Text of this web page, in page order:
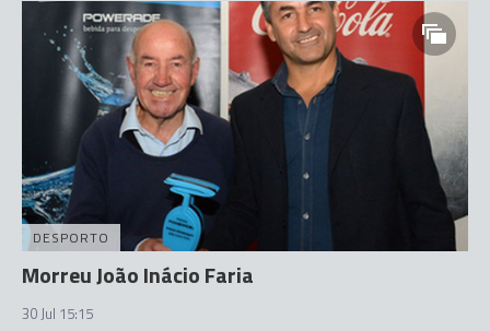
DESPORTO
Morreu João Inácio Faria
30 Jul 15:15